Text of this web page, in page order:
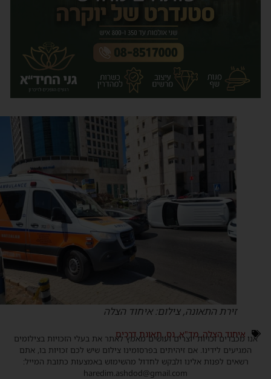
זירת התאונה, צילום: איחוד הצלה
איחוד הצלה,מד"א,נס,תאונת דרכים
אנו מכבדים זכויות יוצרים ועושים מאמץ לאתר את בעלי הזכויות בצילומים
המגיעים לידינו. אם זיהיתים בפרסומינו צילום שיש לכם זכויות בו, אתם
רשאים לפנות אלינו ולבקש לחדול מהשימוש באמצעות כתובת המייל:
haredim.ashdod@gmail.com